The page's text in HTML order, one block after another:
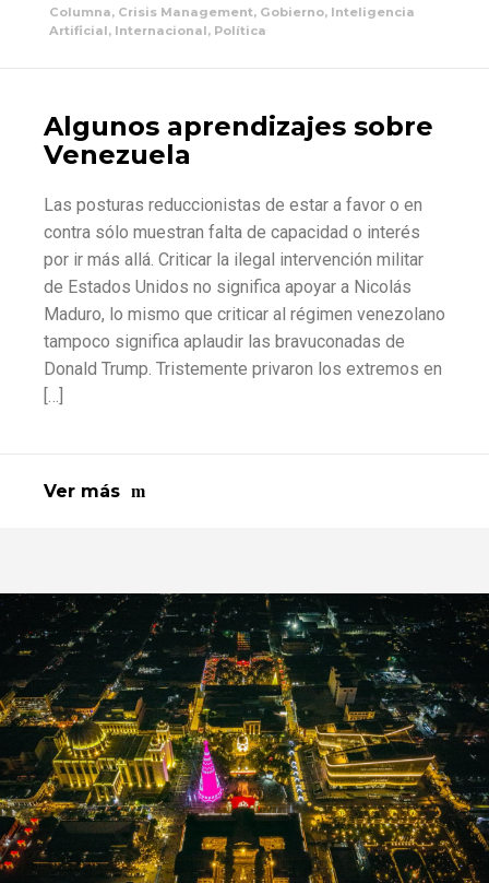
Columna, Crisis Management, Gobierno, Inteligencia
Artificial, Internacional, Política
Algunos aprendizajes sobre
Venezuela
Las posturas reduccionistas de estar a favor o en
contra sólo muestran falta de capacidad o interés
por ir más allá. Criticar la ilegal intervención militar
de Estados Unidos no significa apoyar a Nicolás
Maduro, lo mismo que criticar al régimen venezolano
tampoco significa aplaudir las bravuconadas de
Donald Trump. Tristemente privaron los extremos en
[…]
Ver más